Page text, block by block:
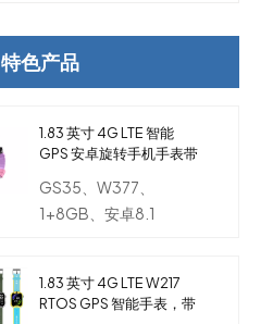
特色产品
1.83 英寸 4G LTE 智能
GPS 安卓旋转手机手表带
GS35、W377、
1+8GB、安卓8.1
1.83 英寸 4G LTE W217
RTOS GPS 智能手表，带